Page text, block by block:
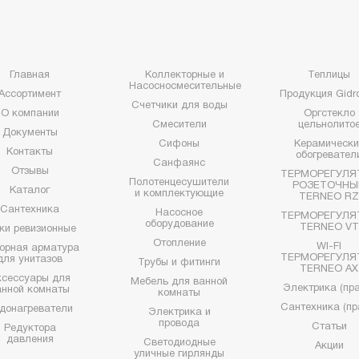
Главная
О компании
Документы
Контакты
Отзывы
Каталог
Сантехника
ревизионные
арматура
унитазов
для
комнаты
Редуктора
давления
Коллекторные и
Насосносмесительные
Счетчики для воды
Смесители
Сифоны
Санфаянс
Полотенцесушители
и комплектующие
Насосное
оборудование
Отопление
Трубы и фитинги
Мебель для ванной
комнаты
Электрика и
провода
Светодиодные
уличные гирлянды
Теплицы
Продукция
Оргстекло
TERNEO RZ
TERNEO VT
WI-FI
TERNEO AX
Электрика
Сантехника
Статьи
Акции